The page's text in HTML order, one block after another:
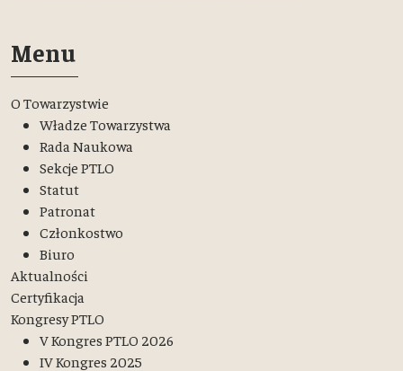
Menu
O Towarzystwie
Władze Towarzystwa
Rada Naukowa
Sekcje PTLO
Statut
Patronat
Członkostwo
Biuro
Aktualności
Certyfikacja
Kongresy PTLO
V Kongres PTLO 2026
IV Kongres 2025